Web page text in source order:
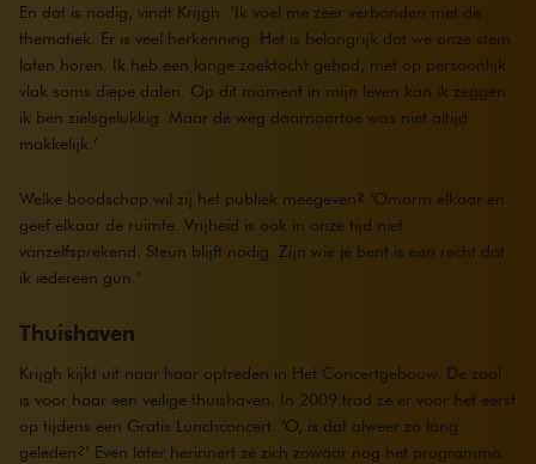
En dat is nodig, vindt Krijgh. ‘Ik voel me zeer verbonden met de
thematiek. Er is veel herkenning. Het is belangrijk dat we onze stem
laten horen. Ik heb een lange zoektocht gehad, met op persoonlijk
vlak soms diepe dalen. Op dit moment in mijn leven kan ik zeggen:
ik ben zielsgelukkig. Maar de weg daarnaartoe was niet altijd
makkelijk.’
Welke boodschap wil zij het publiek meegeven? ‘Omarm elkaar en
geef elkaar de ruimte. Vrijheid is ook in onze tijd niet
vanzelfsprekend. Steun blijft nodig. Zijn wie je bent is een recht dat
ik iedereen gun.’
Thuishaven
Krijgh kijkt uit naar haar optreden in Het Concertgebouw. De zaal
is voor haar een veilige thuishaven. In 2009 trad ze er voor het eerst
op tijdens een Gratis Lunchconcert. ‘O, is dat alweer zo lang
geleden?’ Even later herinnert ze zich zowaar nog het programma.